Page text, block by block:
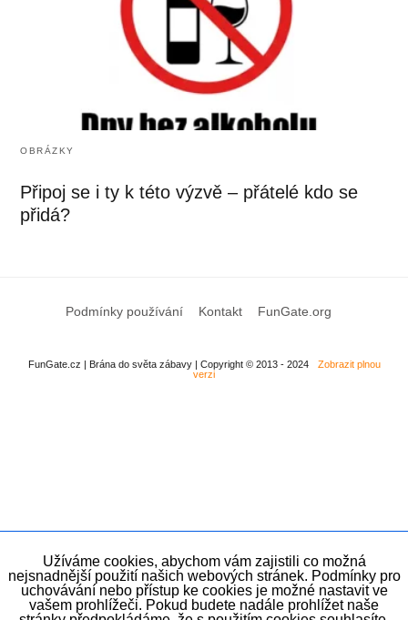
OBRÁZKY
Připoj se i ty k této výzvě – přátelé kdo se
přidá?
Podmínky používání Kontakt FunGate.org
FunGate.cz | Brána do světa zábavy | Copyright © 2013 - 2024
Zobrazit plnou
verzi
Užíváme cookies, abychom vám zajistili co možná
nejsnadnější použití našich webových stránek. Podmínky pro
uchovávání nebo přístup ke cookies je možné nastavit ve
vašem prohlížeči. Pokud budete nadále prohlížet naše